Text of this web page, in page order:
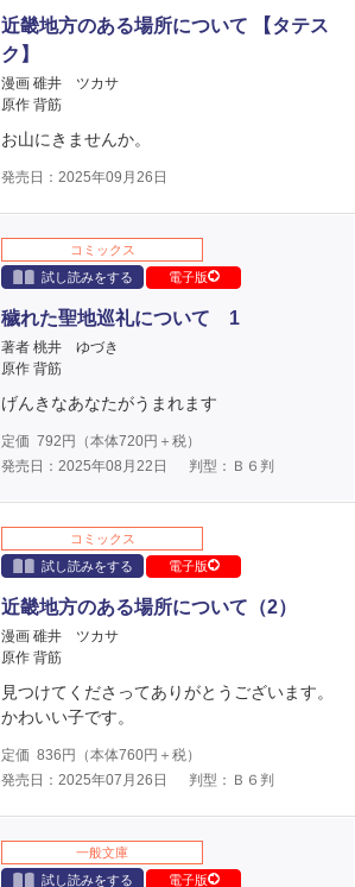
近畿地方のある場所について 【タテス
ク】
漫画 碓井 ツカサ
原作 背筋
お山にきませんか。
発売日：2025年09月26日
コミックス
試し読みをする
電子版
穢れた聖地巡礼について 1
著者 桃井 ゆづき
原作 背筋
げんきなあなたがうまれます
定価 792 円（本体720円＋税）
発売日：2025年08月22日
判型：Ｂ６判
コミックス
試し読みをする
電子版
近畿地方のある場所について（2）
漫画 碓井 ツカサ
原作 背筋
見つけてくださってありがとうございます。
かわいい子です。
定価 836 円（本体760円＋税）
発売日：2025年07月26日
判型：Ｂ６判
一般文庫
試し読みをする
電子版